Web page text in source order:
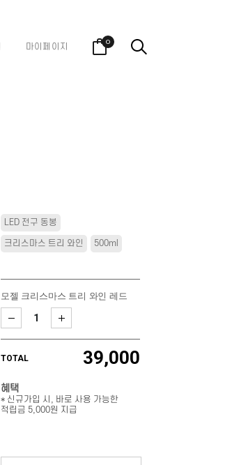
마이페이지 0
LED 전구 동봉
크리스마스 트리 와인 500ml
모젤 크리스마스 트리 와인 레드
TOTAL 39,000
혜택
* 신규가입 시, 바로 사용 가능한
적립금 5,000원 지급